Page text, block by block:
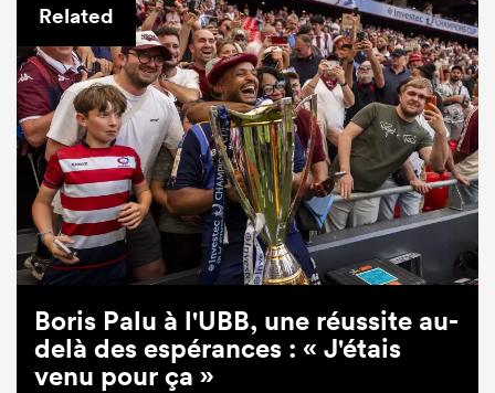
Related
Boris Palu à l'UBB, une réussite au-
delà des espérances : « J'étais
venu pour ça »